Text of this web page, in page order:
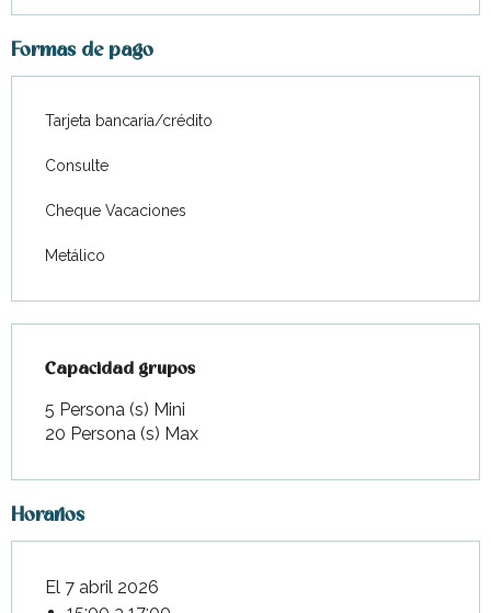
Formas de pago
Tarjeta bancaria/crédito
Consulte
Cheque Vacaciones
Metálico
Capacidad grupos
Capacidad grupos
5 Persona (s) Mini
20 Persona (s) Max
Horarios
El 7 abril 2026